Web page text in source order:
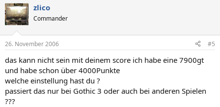
zlico
Commander
26. November 2006 #5
das kann nicht sein mit deinem score ich habe eine 7900gt
und habe schon über 4000Punkte
welche einstellung hast du ?
passiert das nur bei Gothic 3 oder auch bei anderen Spielen
???